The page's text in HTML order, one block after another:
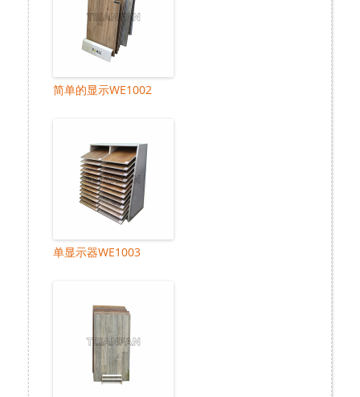
简单的显示WE1002
单显示器WE1003